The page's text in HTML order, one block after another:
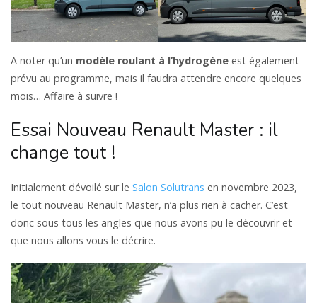
A noter qu’un modèle roulant à l’hydrogène est également
prévu au programme, mais il faudra attendre encore quelques
mois… Affaire à suivre !
Essai Nouveau Renault Master : il
change tout !
Initialement dévoilé sur le Salon Solutrans en novembre 2023,
le tout nouveau Renault Master, n’a plus rien à cacher. C’est
donc sous tous les angles que nous avons pu le découvrir et
que nous allons vous le décrire.